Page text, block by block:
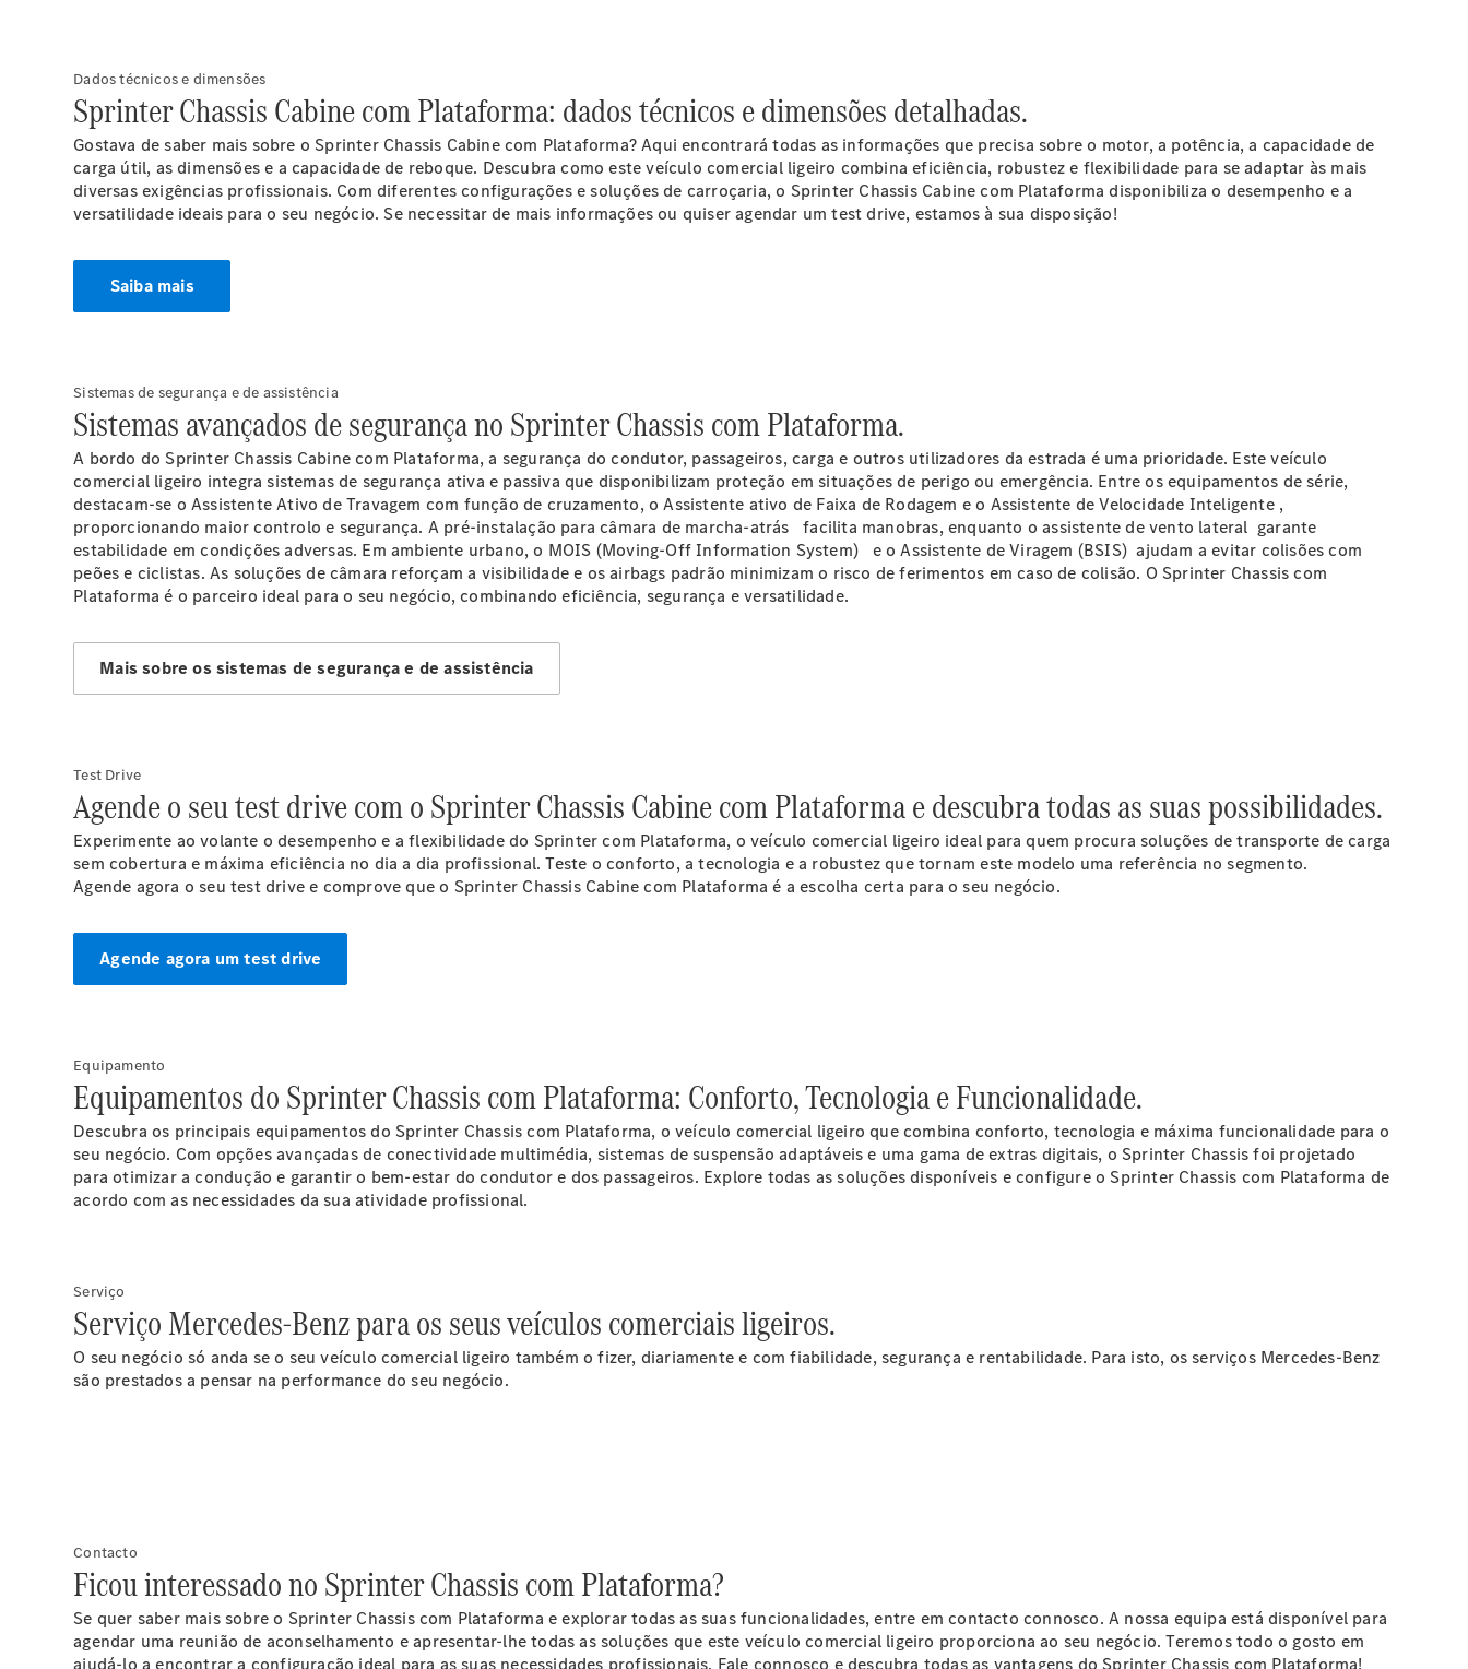
Vito Furgão
Vito Mixto
Vito Tourer
Configurador
Marco Polo
Configurador
Classe V
Configurador
eVito
Todos os
eVito
eVito
Dados técnicos e dimensões
Sprinter Chassis Cabine com Plataforma: dados técnicos e dimensões detalhadas.
Gostava de saber mais sobre o Sprinter Chassis Cabine com Plataforma? Aqui encontrará todas as informações que precisa sobre o motor, a potência, a capacidade de
carga útil, as dimensões e a capacidade de reboque. Descubra como este veículo comercial ligeiro combina eficiência, robustez e flexibilidade para se adaptar às mais
diversas exigências profissionais. Com diferentes configurações e soluções de carroçaria, o Sprinter Chassis Cabine com Plataforma disponibiliza o desempenho e a
versatilidade ideais para o seu negócio. Se necessitar de mais informações ou quiser agendar um test drive, estamos à sua disposição!
Saiba mais
Sistemas de segurança e de assistência
Sistemas avançados de segurança no Sprinter Chassis com Plataforma.
A bordo do Sprinter Chassis Cabine com Plataforma, a segurança do condutor, passageiros, carga e outros utilizadores da estrada é uma prioridade. Este veículo
comercial ligeiro integra sistemas de segurança ativa e passiva que disponibilizam proteção em situações de perigo ou emergência. Entre os equipamentos de série,
destacam-se o Assistente Ativo de Travagem com função de cruzamento, o Assistente ativo de Faixa de Rodagem e o Assistente de Velocidade Inteligente,
proporcionando maior controlo e segurança. A pré-instalação para câmara de marcha-atrás facilita manobras, enquanto o assistente de vento lateral garante
estabilidade em condições adversas. Em ambiente urbano, o MOIS (Moving-Off Information System) e o Assistente de Viragem (BSIS) ajudam a evitar colisões com
peões e ciclistas. As soluções decâmara reforçam a visibilidade e os airbags padrão minimizam o risco de ferimentos em caso de colisão. O Sprinter Chassis com
Plataforma é o parceiro ideal para o seu negócio, combinando eficiência, segurança e versatilidade.
Mais sobre os sistemas de segurança e de assistência
Test Drive
Agende o seu test drive com o Sprinter Chassis Cabine com Plataforma e descubra todas as suas possibilidades.
Experimente ao volante o desempenho e a flexibilidade do Sprinter com Plataforma, o veículo comercial ligeiro ideal para quem procura soluções de transporte de carga
sem cobertura e máxima eficiência no dia a dia profissional. Teste o conforto, a tecnologia e a robustez que tornam este modelo uma referência no segmento.
Agende agora o seu test drive e comprove que o Sprinter Chassis Cabine com Plataforma é a escolha certa para o seu negócio.
Agende agora um test drive
Equipamento
Equipamentos do Sprinter Chassis com Plataforma: Conforto, Tecnologia e Funcionalidade.
Descubra os principais equipamentos do Sprinter Chassis com Plataforma, o veículo comercial ligeiro que combina conforto, tecnologia e máxima funcionalidade para o
seu negócio. Com opções avançadas de conectividade multimédia, sistemas de suspensão adaptáveis e uma gama de extras digitais, o Sprinter Chassis foi projetado
para otimizar a condução e garantir o bem-estar do condutor e dos passageiros. Explore todas as soluções disponíveis e configure o Sprinter Chassis com Plataforma de
acordo com as necessidades da sua atividade profissional.
Serviço
Serviço Mercedes-Benz para os seus veículos comerciais ligeiros.
O seu negócio só anda se o seu veículo comercial ligeiro também o fizer, diariamente e com fiabilidade, segurança e rentabilidade. Para isto, os serviços Mercedes-Benz
são prestados a pensar na performance do seu negócio.
Contacto
Ficou interessado no Sprinter Chassis com Plataforma?
Se quer saber mais sobre o Sprinter Chassis com Plataforma e explorar todas as suas funcionalidades, entre em contacto connosco. A nossa equipa está disponível para
agendar uma reunião de aconselhamento e apresentar-lhe todas as soluções que este veículo comercial ligeiro proporciona ao seu negócio. Teremos todo o gosto em
ajudá-lo a encontrar a configuração ideal para as suas necessidades profissionais. Fale connosco e descubra todas as vantagens do Sprinter Chassis com Plataforma!